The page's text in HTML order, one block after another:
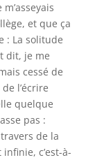
et que ça
: La solitude
dit, je me
cessé de
l’écrire
quelque
pas :
de la
c’est-à-